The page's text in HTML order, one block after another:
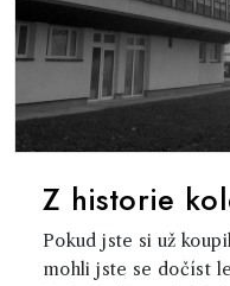
Z historie
Pokud jste si už
mohli jste se dočíst